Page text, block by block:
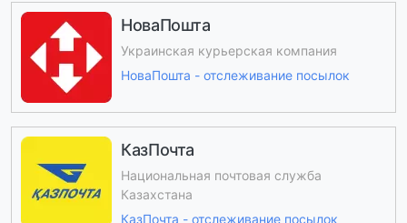
НоваПошта
Украинская курьерская компания
НоваПошта - отслеживание посылок
КазПочта
Национальная почтовая служба
Казахстана
КазПочта - отслеживание посылок